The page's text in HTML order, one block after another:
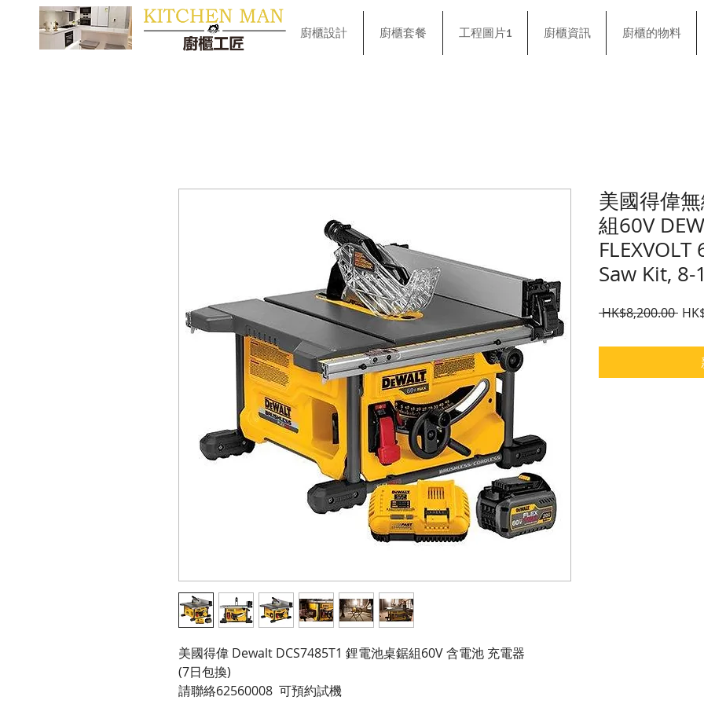
​廚櫃 廚櫃設計 廚櫃套餐 工程圖片1 廚櫃資訊 廚櫃的物料
美國得偉 Dewalt DCS7485T1 鋰電池桌鋸組60V 含電池 充電器
(7日包換)
請聯絡62560008  可預約試機
美國得偉
組60V
Saw Kit, 8-
HK$8,200.00 一